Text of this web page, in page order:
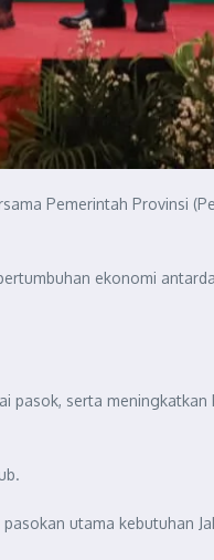
Pemerintah Provinsi
ekonomi
pasok, serta
utama kebutuhan